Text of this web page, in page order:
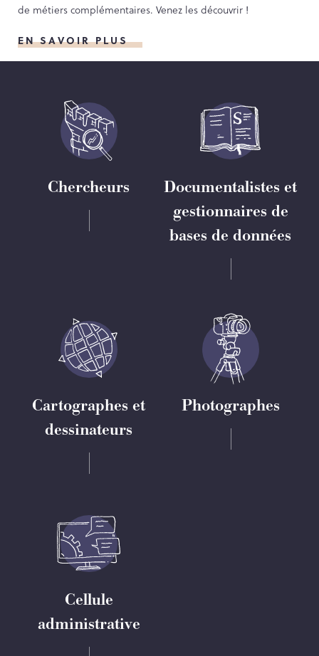
de métiers complémentaires. Venez les découvrir !
EN SAVOIR PLUS
Chercheurs
Documentalistes et
gestionnaires de
bases de données
Cartographes et
dessinateurs
Photographes
Cellule
administrative